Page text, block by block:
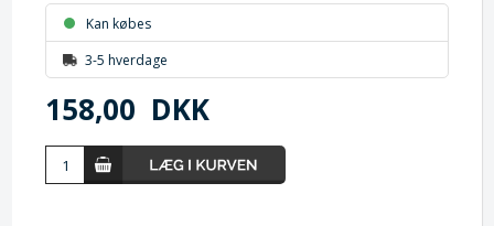
Kan købes
3-5 hverdage
158,00 DKK